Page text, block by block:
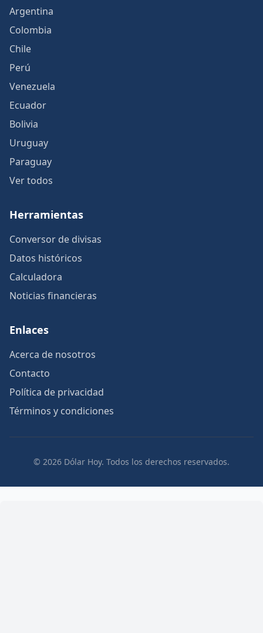
Argentina
Colombia
Chile
Perú
Venezuela
Ecuador
Bolivia
Uruguay
Paraguay
Ver todos
Herramientas
Conversor de divisas
Datos históricos
Calculadora
Noticias financieras
Enlaces
Acerca de nosotros
Contacto
Política de privacidad
Términos y condiciones
© 2026 Dólar Hoy. Todos los derechos reservados.